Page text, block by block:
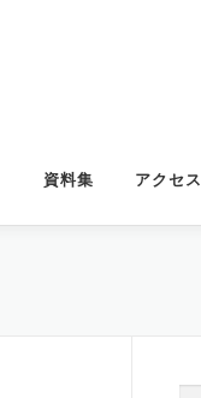
資料集 アクセス